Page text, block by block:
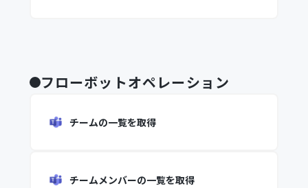
フローボットオペレーション
チームの一覧を取得
チームメンバーの一覧を取得